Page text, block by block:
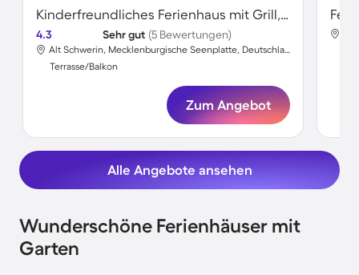
Kinderfreundliches Ferienhaus mit Grill, Garten und Sauna | Haustierfreundlich
4.3 Sehr gut (5 Bewertungen)
Alt Schwerin, Mecklenburgische Seenplatte, Deutschland
Terrasse/Balkon
Zum Angebot
Alle Angebote ansehen
Wunderschöne Ferienhäuser mit
Garten